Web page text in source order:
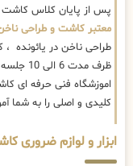
پس از پایان کلاس کاشت
معتبر کاشت و طراحی
طراحی ناخن در یائونده
ظرف
اموزشگاه فنی حرفه ای
کلیدی و اصلی را به شما
ابزار و لوازم ضروری